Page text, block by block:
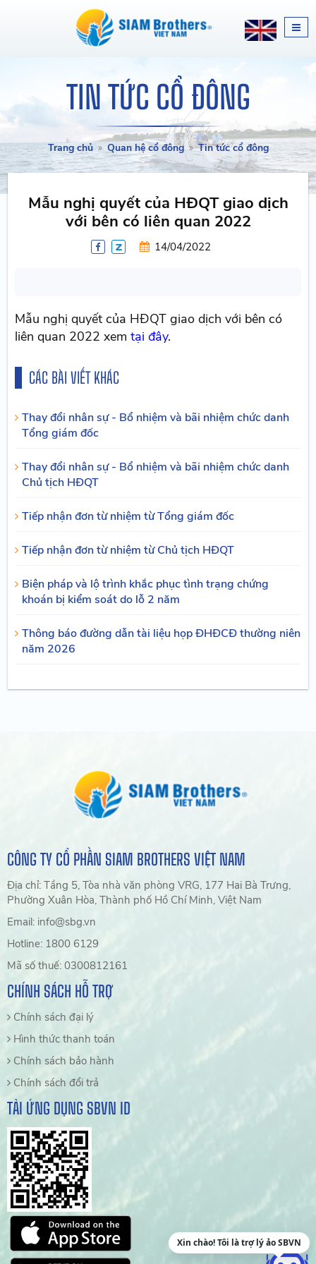
TIN TỨC CỔ ĐÔNG
Trang chủ Quan hệ cổ đông Tin tức cổ đông
Mẫu nghị quyết của HĐQT giao dịch
với bên có liên quan 2022
14/04/2022
Mẫu nghị quyết của HĐQT giao dịch với bên có
liên quan 2022 xemtại đây.
CÁC BÀI VIẾT KHÁC
Thay đổi nhân sự - Bổ nhiệm và bãi nhiệm chức danh
Tổng giám đốc
Thay đổi nhân sự - Bổ nhiệm và bãi nhiệm chức danh
Chủ tịch HĐQT
Tiếp nhận đơn từ nhiệm từ Tổng giám đốc
Tiếp nhận đơn từ nhiệm từ Chủ tịch HĐQT
Biện pháp và lộ trình khắc phục tình trạng chứng
khoán bị kiểm soát do lỗ 2 năm
Thông báo đường dẫn tài liệu họp ĐHĐCĐ thường niên
năm 2026
CÔNG TY CỔ PHẦN SIAM BROTHERS VIỆT NAM
Địa chỉ: Tầng 5, Tòa nhà văn phòng VRG, 177 Hai Bà Trưng,
Phường Xuân Hòa, Thành phố Hồ Chí Minh, Việt Nam
Email: info@sbg.vn
Hotline: 1800 6129
Mã số thuế: 0300812161
CHÍNH SÁCH HỖ TRỢ
Chính sách đại lý
Hình thức thanh toán
Chính sách bảo hành
Chính sách đổi trả
TẢI ỨNG DỤNG SBVN ID
Xin chào! Tôi là trợ lý ảo SBVN